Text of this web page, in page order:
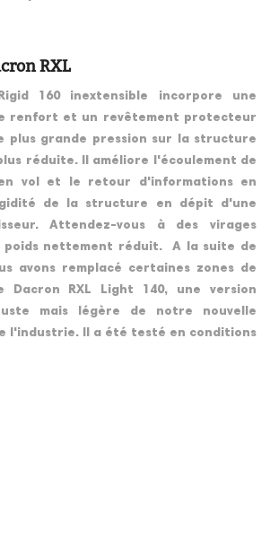
RXL
160 inextensible incorpore une
renfort et un revêtement protecteur
plus grande pression sur la structure
réduite. Il améliore l'écoulement de
vol et le retour d'informations en
de la structure en dépit d'une
Attendez-vous à des virages
poids nettement réduit. A la suite de
avons remplacé certaines zones de
RXL Light 140, une version
mais légère de notre nouvelle
l'industrie. Il a été testé en conditions